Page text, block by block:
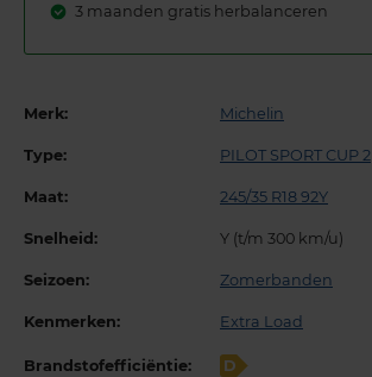
3 maanden gratis herbalanceren
Merk: Michelin
Type: PILOT SPORT CUP 2
Maat: 245/35 R18 92Y
Snelheid: Y (t/m 300 km/u)
Seizoen: Zomerbanden
Kenmerken: Extra Load
Brandstofefficiëntie: D